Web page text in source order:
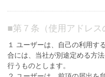
■第７条（使用アドレス
１ ユーザーは、自己の利用す
合には、当社が別途定める方
行うものとします。